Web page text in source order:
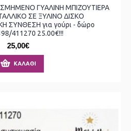
ΓΥΑΛΙΝΗ ΜΠΙΖΟΥΤΙΕΡΑ
ΣΕ ΞΥΛΙΝΟ ΔΙΣΚΟ
ΣΥΝΘΕΣΗ για γούρι - δώρο
411270 25.00€!!!
25,00€
ΚΑΛΆΘΙ